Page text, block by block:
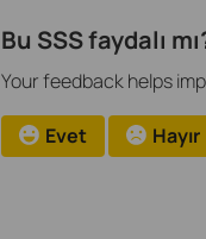
Bu SSS faydalı
Your feedback helps
Evet Hayır